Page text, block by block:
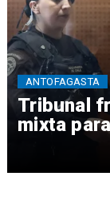
Tribunal
mixta
ANTOFAGASTA